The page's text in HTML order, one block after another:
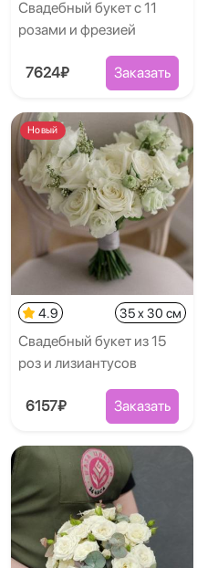
Свадебный букет с 11
розами и фрезией
7624₽ Заказать
Новый
4.9 35 x 30 см
Свадебный букет из 15
роз и лизиантусов
6157₽ Заказать